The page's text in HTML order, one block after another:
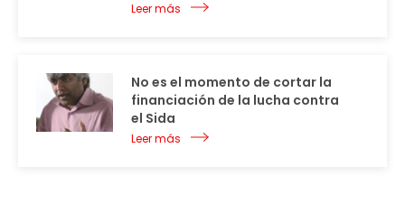
Leer más
No es el momento de cortar la
financiación de la lucha contra
el Sida
Leer más